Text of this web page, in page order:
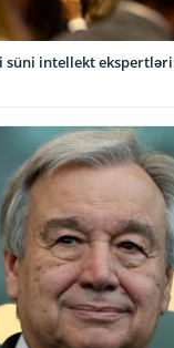
süni intellekt